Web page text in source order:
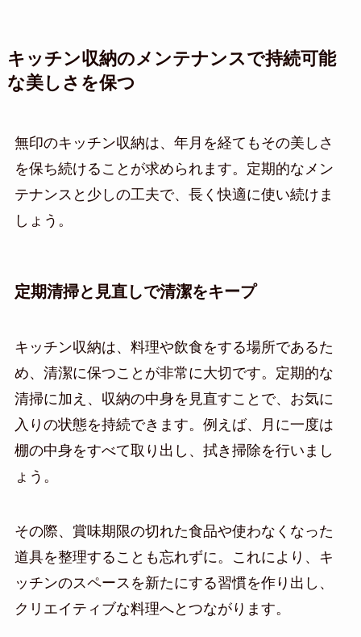
キッチン収納のメンテナンスで持続可能
な美しさを保つ
無印のキッチン収納は、年月を経てもその美しさ
を保ち続けることが求められます。定期的なメン
テナンスと少しの工夫で、長く快適に使い続けま
しょう。
定期清掃と見直しで清潔をキープ
キッチン収納は、料理や飲食をする場所であるた
め、清潔に保つことが非常に大切です。定期的な
清掃に加え、収納の中身を見直すことで、お気に
入りの状態を持続できます。例えば、月に一度は
棚の中身をすべて取り出し、拭き掃除を行いまし
ょう。
その際、賞味期限の切れた食品や使わなくなった
道具を整理することも忘れずに。これにより、キ
ッチンのスペースを新たにする習慣を作り出し、
クリエイティブな料理へとつながります。